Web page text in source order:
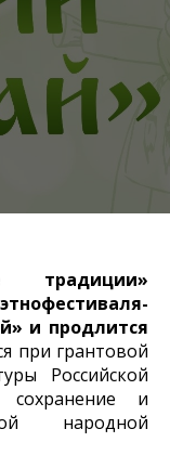
традиции»
и продлится
при грантовой
Российской
и
народной